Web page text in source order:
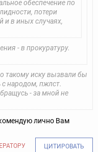
обеспечение по
потери
и в иных случаях,
- в прокуратуру.
такому иску вызвали бы
народом, пжлст.
- за мной не
лично Вам
ЦИТИРОВАТЬ